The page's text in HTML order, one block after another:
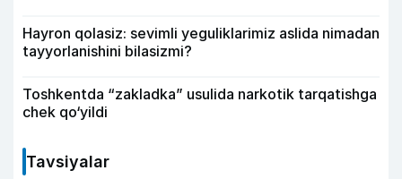
Hayron qolasiz: sevimli yeguliklarimiz aslida nimadan
tayyorlanishini bilasizmi?
Toshkentda “zakladka” usulida narkotik tarqatishga
chek qo‘yildi
Tavsiyalar